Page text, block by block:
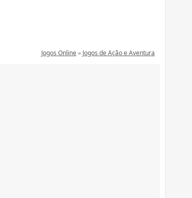
Jogos Online» Jogos de Ação e Aventura